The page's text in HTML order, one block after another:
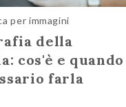
per immagini
della
cos'è e quando
farla